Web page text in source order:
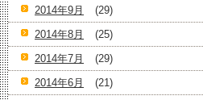
2014年9月
(29)
2014年8月
(25)
2014年7月
(29)
2014年6月
(21)